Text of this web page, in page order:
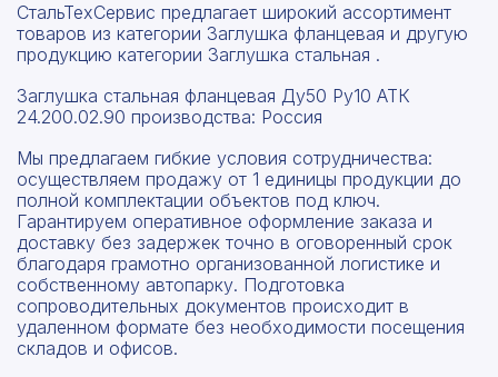
СтальТехСервис предлагает широкий ассортимент
товаров из категории Заглушка фланцевая и другую
продукцию категории Заглушка стальная .
Заглушка стальная фланцевая Ду50 Ру10 АТК
24.200.02.90 производства: Россия
Мы предлагаем гибкие условия сотрудничества:
осуществляем продажу от 1 единицы продукции до
полной комплектации объектов под ключ.
Гарантируем оперативное оформление заказа и
доставку без задержек точно в оговоренный срок
благодаря грамотно организованной логистике и
собственному автопарку. Подготовка
сопроводительных документов происходит в
удаленном формате без необходимости посещения
складов и офисов.